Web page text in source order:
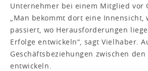
Unternehmer bei einem Mitglied vor
„Man bekommt dort eine Innensicht,
passiert, wo Herausforderungen
Erfolge entwickeln“, sagt Vielhaber.
Geschäftsbeziehungen zwischen
entwickeln.